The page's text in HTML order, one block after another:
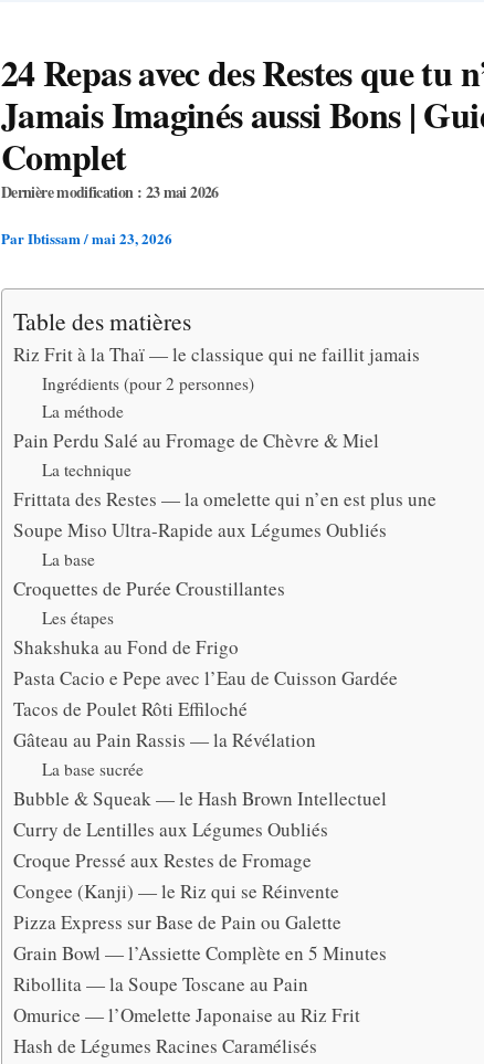
24 Repas avec des Restes que tu
Jamais Imaginés aussi Bons |
Complet
Dernière modification : 23 mai 2026
ParIbtissam/mai 23, 2026
Table des matières
Riz Frit à la Thaï — le classique qui ne faillit jamais
Ingrédients (pour 2 personnes)
La méthode
Pain Perdu Salé au Fromage de Chèvre & Miel
La technique
Frittata des Restes — la omelette qui n’en est plus une
Soupe Miso Ultra-Rapide aux Légumes Oubliés
La base
Croquettes de Purée Croustillantes
Les étapes
Shakshuka au Fond de Frigo
Pasta Cacio e Pepe avec l’Eau de Cuisson Gardée
Tacos de Poulet Rôti Effiloché
Gâteau au Pain Rassis — la Révélation
La base sucrée
Bubble & Squeak — le Hash Brown Intellectuel
Curry de Lentilles aux Légumes Oubliés
Croque Pressé aux Restes de Fromage
Congee (Kanji) — le Riz qui se Réinvente
Pizza Express sur Base de Pain ou Galette
Grain Bowl — l’Assiette Complète en 5 Minutes
Ribollita — la Soupe Toscane au Pain
Omurice — l’Omelette Japonaise au Riz Frit
Hash de Légumes Racines Caramélisés